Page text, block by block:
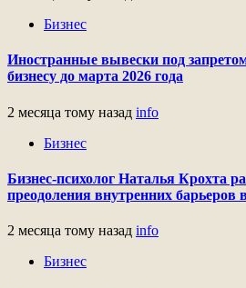
Бизнес
Иностранные вывески под
бизнесу до марта 2026 года
2 месяца тому назад info
Бизнес
Бизнес-психолог Наталья Крохта
преодоления внутренних барьеров
2 месяца тому назад info
Бизнес